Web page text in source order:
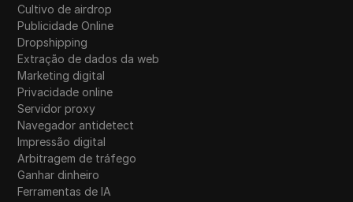
Cultivo de airdrop
Publicidade Online
Dropshipping
Extração de dados da web
Marketing digital
Privacidade online
Servidor proxy
Navegador antidetect
Impressão digital
Arbitragem de tráfego
Ganhar dinheiro
Ferramentas de IA